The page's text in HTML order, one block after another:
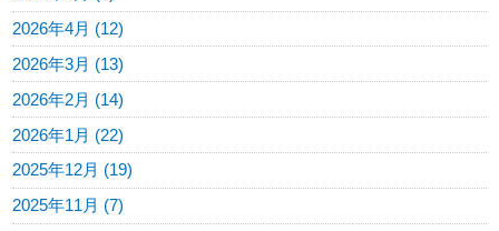
2026年4月 (12)
2026年3月 (13)
2026年2月 (14)
2026年1月 (22)
2025年12月 (19)
2025年11月 (7)